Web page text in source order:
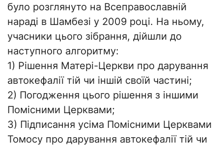
було розглянуто на Всеправославній
нараді в Шамбезі у 2009 році. На ньому,
учасники цього зібрання, дійшли до
наступного алгоритму:
1) Рішення Матері-Церкви про дарування
автокефалії тій чи іншій своїй частині;
2) Погодження цього рішення з іншими
Помісними Церквами;
3) Підписання усіма Помісними Церквами
Томосу про дарування автокефалії тій чи